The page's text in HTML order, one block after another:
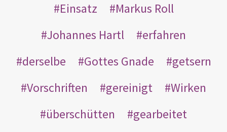
Einsatz
Markus Roll
Johannes Hartl
erfahren
derselbe
Gottes Gnade
getsern
Vorschriften
gereinigt
Wirken
überschütten
gearbeitet